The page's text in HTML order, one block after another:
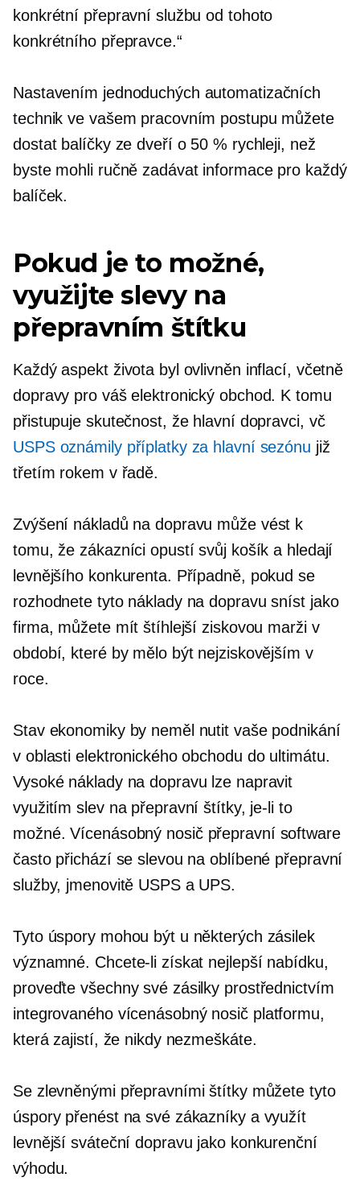
konkrétní přepravní službu od tohoto
konkrétního přepravce.“
Nastavením jednoduchých automatizačních
technik ve vašem pracovním postupu můžete
dostat balíčky ze dveří o 50 % rychleji, než
byste mohli ručně zadávat informace pro každý
balíček.
Pokud je to možné,
využijte slevy na
přepravním štítku
Každý aspekt života byl ovlivněn inflací, včetně
dopravy pro váš elektronický obchod. K tomu
přistupuje skutečnost, že hlavní dopravci, vč
USPS oznámily příplatky za hlavní sezónu již
třetím rokem v řadě.
Zvýšení nákladů na dopravu může vést k
tomu, že zákazníci opustí svůj košík a hledají
levnějšího konkurenta. Případně, pokud se
rozhodnete tyto náklady na dopravu sníst jako
firma, můžete mít štíhlejší ziskovou marži v
období, které by mělo být nejziskovějším v
roce.
Stav ekonomiky by neměl nutit vaše podnikání
v oblasti elektronického obchodu do ultimátu.
Vysoké náklady na dopravu lze napravit
využitím slev na přepravní štítky, je-li to
možné.Vícenásobný nosičpřepravní software
často přichází se slevou na oblíbené přepravní
služby, jmenovitě USPS a UPS.
Tyto úspory mohou být u některých zásilek
významné. Chcete-li získat nejlepší nabídku,
proveďte všechny své zásilky prostřednictvím
integrovaného vícenásobný nosičplatformu,
která zajistí, že nikdy nezmeškáte.
Se zlevněnými přepravními štítky můžete tyto
úspory přenést na své zákazníky a využít
levnější sváteční dopravu jako konkurenční
výhodu.